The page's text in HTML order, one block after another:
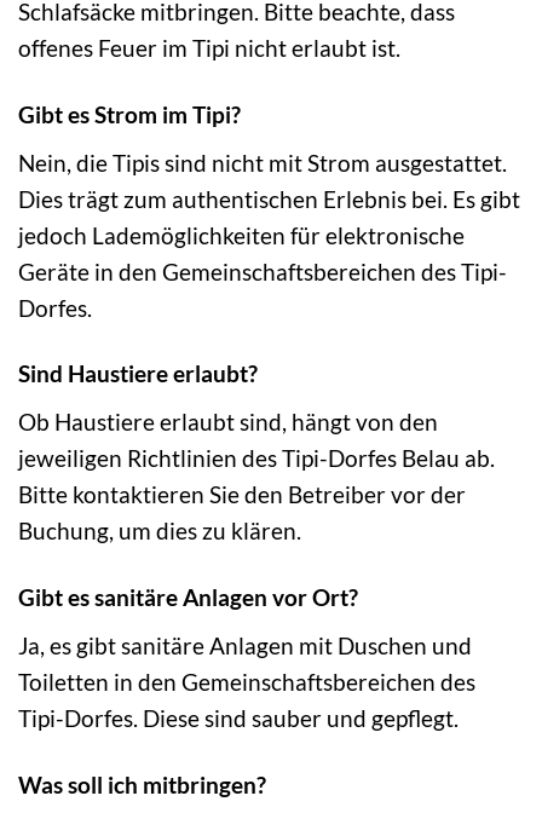
Schlafsäcke mitbringen. Bitte beachte, dass
offenes Feuer im Tipi nicht erlaubt ist.
Gibt es Strom im Tipi?
Nein, die Tipis sind nicht mit Strom ausgestattet.
Dies trägt zum authentischen Erlebnis bei. Es gibt
jedoch Lademöglichkeiten für elektronische
Geräte in den Gemeinschaftsbereichen des Tipi-
Dorfes.
Sind Haustiere erlaubt?
Ob Haustiere erlaubt sind, hängt von den
jeweiligen Richtlinien des Tipi-Dorfes Belau ab.
Bitte kontaktieren Sie den Betreiber vor der
Buchung, um dies zu klären.
Gibt es sanitäre Anlagen vor Ort?
Ja, es gibt sanitäre Anlagen mit Duschen und
Toiletten in den Gemeinschaftsbereichen des
Tipi-Dorfes. Diese sind sauber und gepflegt.
Was soll ich mitbringen?